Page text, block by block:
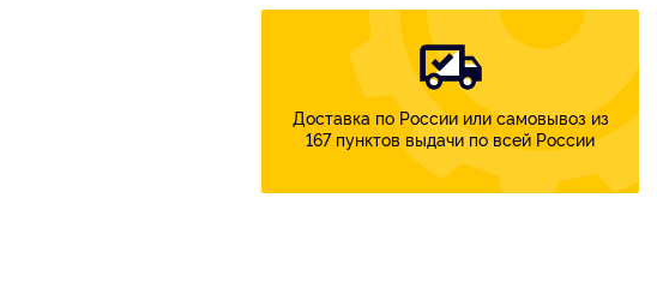
Доставка по России или самовывоз из
167 пунктов выдачи по всей России